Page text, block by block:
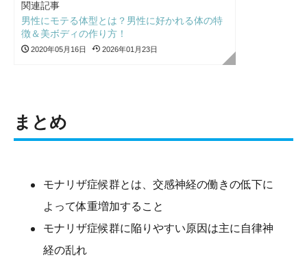
関連記事
男性にモテる体型とは？男性に好かれる体の特
徴＆美ボディの作り方！
2020年05月16日 2026年01月23日
まとめ
モナリザ症候群とは、交感神経の働きの低下に
よって体重増加すること
モナリザ症候群に陥りやすい原因は主に自律神
経の乱れ